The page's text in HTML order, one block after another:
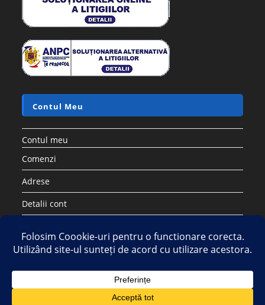
Contul Meu
Contul meu
Comenzi
Adrese
Detalii cont
Copyright 2026 - Strategic DIstribution Group